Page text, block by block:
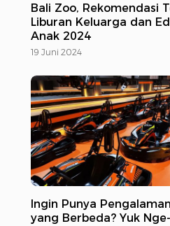
Bali Zoo, Rekomendasi
Liburan Keluarga dan
Anak 2024
19 Juni 2024
Ingin Punya
yang Berbeda? Yuk